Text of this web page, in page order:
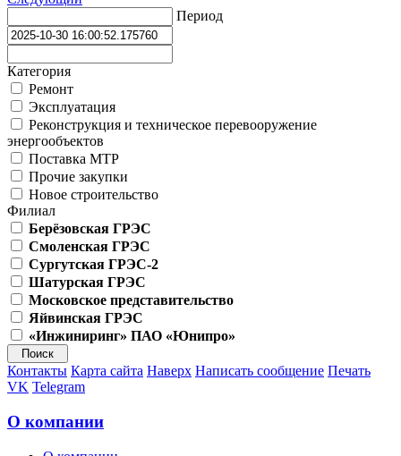
Период
Категория
Ремонт
Эксплуатация
Реконструкция и техническое перевооружение
энергообъектов
Поставка МТР
Прочие закупки
Новое строительство
Филиал
Берёзовская ГРЭС
Смоленская ГРЭС
Сургутская ГРЭС-2
Шатурская ГРЭС
Московское представительство
Яйвинская ГРЭС
«Инжиниринг» ПАО «Юнипро»
Контакты Карта сайта Наверх Написать сообщение Печать
VK Telegram
О компании